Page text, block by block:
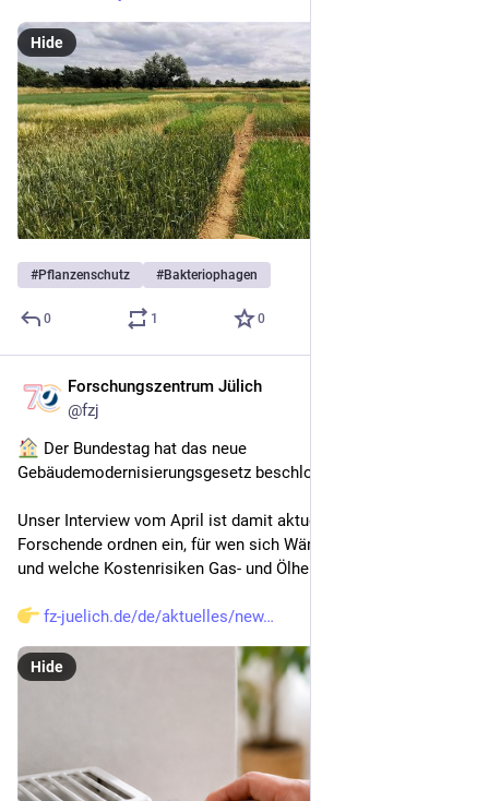
Hide
#Pflanzenschutz #Bakteriophagen
0 1 0
Forschungszentrum Jülich
@fzj
Der Bundestag hat das neue
Gebäudemodernisierungsgesetz beschlossen.
Unser Interview vom April ist damit aktueller denn je: Jülicher
Forschende ordnen ein, für wen sich Wärmepumpen lohnen
und welche Kostenrisiken Gas- und Ölheizungen bergen.
fz-juelich.de/de/aktuelles/new
Hide